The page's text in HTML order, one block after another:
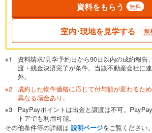
一般的には最長35年まで借り入れ可能です
が完済時の年齢は80歳までを条件としてい
閉じる
頭金
0万円
自己資金から住宅購入にかけられる金額を
い。一般的には物件価格の2割までが目安
閉じる
ボーナス
資料をもらう 無料
室内･現地を見学する 無
資料請求/見学予約日から90日以内の成約報告
渡・残金決済完了が条件。当該不動産会社に
外。
成約した物件価格に応じて付与額が変わるた
異なる場合あり。
PayPayポイントは出金と譲渡は不可。
トアでも利用可能。
その他条件等の詳細は 説明ページをご覧ください。